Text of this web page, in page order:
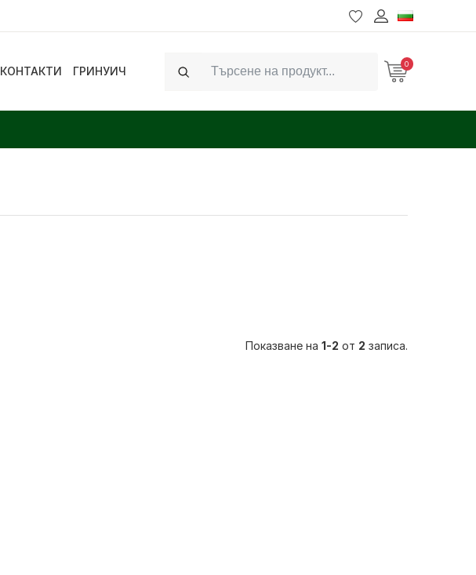
КОНТАКТИ ГРИНУИЧ
Search
0
Показване на 1-2 от 2 записа.